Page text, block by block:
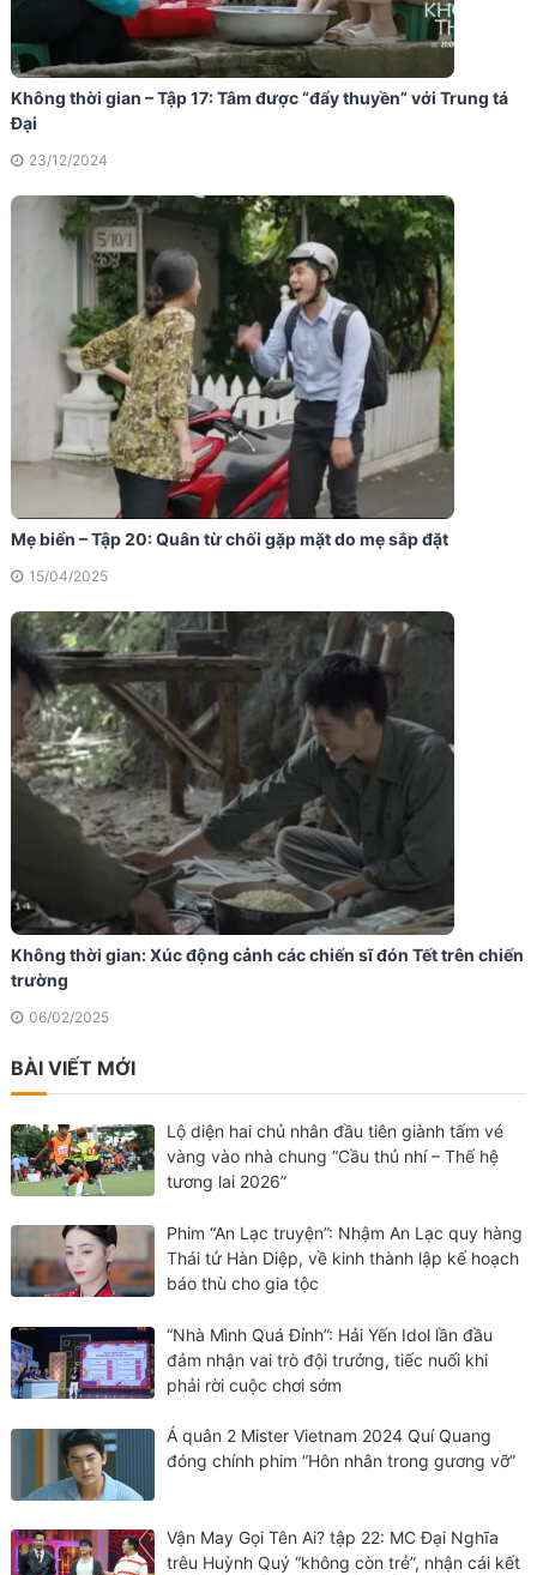
Không thời gian – Tập 17: Tâm được “đẩy thuyền” với Trung tá
Đại
23/12/2024
Mẹ biển – Tập 20: Quân từ chối gặp mặt do mẹ sắp đặt
15/04/2025
Không thời gian: Xúc động cảnh các chiến sĩ đón Tết trên chiến
trường
06/02/2025
BÀI VIẾT MỚI
Lộ diện hai chủ nhân đầu tiên giành tấm vé
vàng vào nhà chung “Cầu thủ nhí – Thế hệ
tương lai 2026”
Phim “An Lạc truyện”: Nhậm An Lạc quy hàng
Thái tử Hàn Diệp, về kinh thành lập kế hoạch
báo thù cho gia tộc
“Nhà Mình Quá Đỉnh”: Hải Yến Idol lần đầu
đảm nhận vai trò đội trưởng, tiếc nuối khi
phải rời cuộc chơi sớm
Á quân 2 Mister Vietnam 2024 Quí Quang
đóng chính phim “Hôn nhân trong gương vỡ”
Vận May Gọi Tên Ai? tập 22: MC Đại Nghĩa
trêu Huỳnh Quý “không còn trẻ”, nhận cái kết